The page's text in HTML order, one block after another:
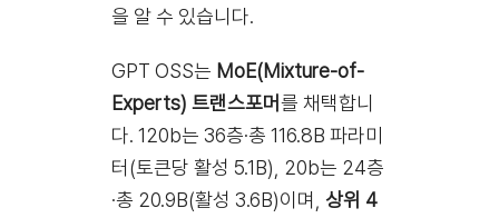
을 알 수 있습니다.
GPT OSS는 MoE(Mixture-of-
Experts) 트랜스포머를 채택합니
다. 120b는 36층·총 116.8B 파라미
터(토큰당 활성 5.1B), 20b는 24층
·총 20.9B(활성 3.6B)이며, 상위 4